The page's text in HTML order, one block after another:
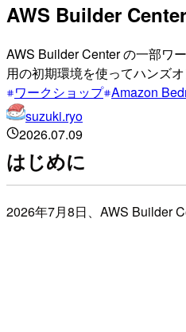
AWS Builder
AWS Builder Center の一部ワ
用の初期環境を使ってハンズ
ワークショップ Amazon
suzuki.ryo
2026.07.09
はじめに
2026年7月8日、AWS Builder